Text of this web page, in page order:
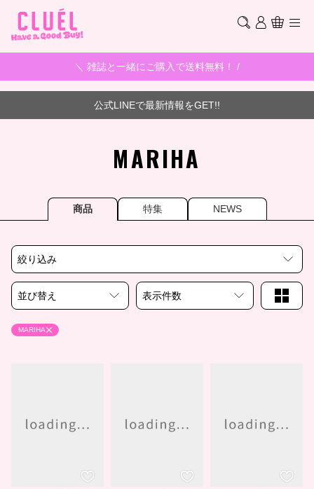
＼ 雑誌と一緒にご購入で送料無料！ /
公式LINEで最新情報をGET!!
MARIHA
商品 特集 NEWS
絞り込み
並び替え 表示件数
MARIHA